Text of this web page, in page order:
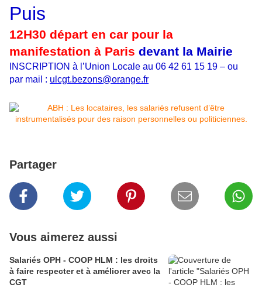
Puis
12H30 départ en car pour la
manifestation à Paris devant la Mairie
INSCRIPTION à l’Union Locale au 06 42 61 15 19 – ou
par mail : ulcgt.bezons@orange.fr
Partager
Vous aimerez aussi
Salariés OPH - COOP HLM : les droits
à faire respecter et à améliorer avec la
CGT